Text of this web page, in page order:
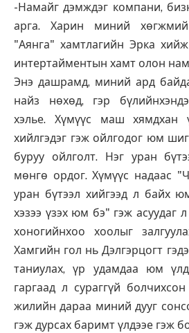
-Намайг дэмждэг компани,
арга. Харин миний
"Аянга" хамтлагийн Эрка
интертайментын хамт олон
Энэ дашрамд, миний ард
найз нөхөд, гэр
хэлье. Хүмүүс маш хямдхан
хийлгэдэг гэж ойлгодог юм
буруу ойлголт. Нэг уран
мөнгө ордог. Хүмүүс надаас
уран бүтээл хийгээд л байх
хэзээ үзэх юм бэ" гэж асуудаг
хоногийнхоо хоолыг
Хамгийн гол нь Дэлгэрцогт
таниулах, үр удамдаа юм
гаргаад л сураггүй
жилийн дараа миний дууг
гэж дурсах баримт үлдээе гэж